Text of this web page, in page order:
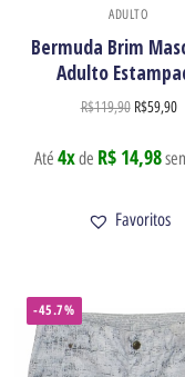
ADULTO
Bermuda Brim
Adulto
R$119,90 R$59,90
Até 4xde R$ 14,98
Favoritos
-45.7%
Receba